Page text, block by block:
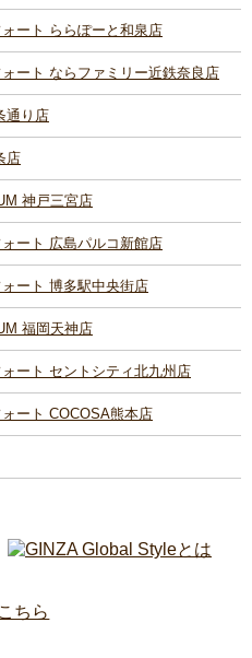
ート ららぽーと和泉店
ート ならファミリー近鉄奈良店
通り店
店
神戸三宮店
ート 広島パルコ新館店
ート 博多駅中央街店
福岡天神店
ート セントシティ北九州店
ート COCOSA熊本店